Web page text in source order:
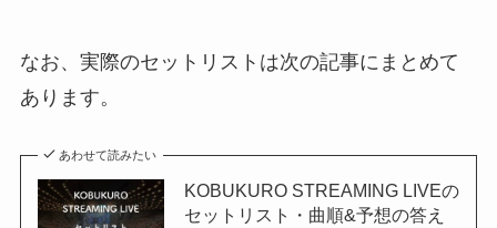
なお、実際のセットリストは次の記事にまとめて
あります。
あわせて読みたい
KOBUKURO STREAMING LIVEの
セットリスト・曲順&予想の答え